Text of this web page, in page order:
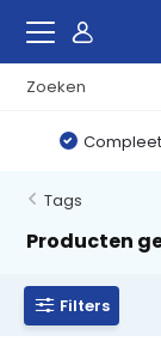
Tags
Producten
Filters